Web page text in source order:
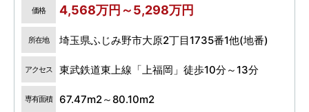
価格 4,568万円～5,298万円
所在地 埼玉県ふじみ野市大原2丁目1735番1他(地番)
アクセス 東武鉄道東上線「上福岡」徒歩10分～13分
専有面積 67.47m2～80.10m2